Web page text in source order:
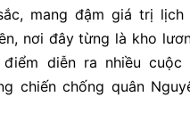
mang đậm giá trị
nơi đây từng là kho
diễn ra nhiều cuộc
chiến chống quân